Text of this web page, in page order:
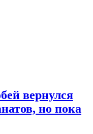
вернулся
но пока